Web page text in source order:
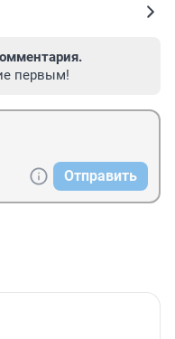
первым!
Отправить